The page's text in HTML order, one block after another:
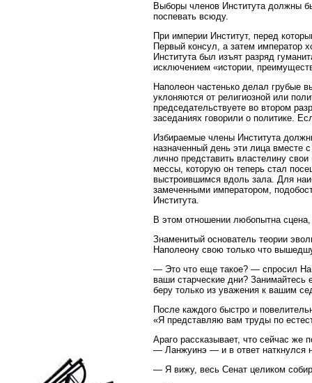
Выборы членов Института должны
поспевать всюду.
При империи Институт, перед
Первый консул, а затем император
Института был изъят разряд
исключением «истории,
Наполеон частенько делал грубые
уклоняются от религиозной или
председательствуете во втором
заседаниях говорили о политике.
Избираемые члены Института
назначенный день эти лица вместе
лично представить властелину
мессы, которую он теперь стал
выстроившимся вдоль зала. Для
замеченными императором,
Института.
В этом отношении любопытна
Знаменитый основатель теории
Наполеону свою только что
— Это что еще такое? — спросил
ваши старческие дни? Занимайтесь
беру только из уважения к вашим
После каждого быстро и
«Я представляю вам труды по
Араго рассказывает, что сейчас же
— Ланжуинэ — и в ответ наткнулся
— Я вижу, весь Сенат целиком